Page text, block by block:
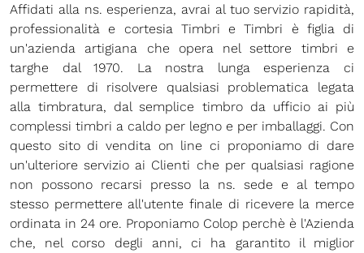
Affidati alla ns. esperienza, avrai al tuo servizio rapidità,
professionalità e cortesia Timbri e Timbri è figlia di
un'azienda artigiana che opera nel settore timbri e
targhe dal 1970. La nostra lunga esperienza ci
permettere di risolvere qualsiasi problematica legata
alla timbratura, dal semplice timbro da ufficio ai più
complessi timbri a caldo per legno e per imballaggi. Con
questo sito di vendita on line ci proponiamo di dare
un'ulteriore servizio ai Clienti che per qualsiasi ragione
non possono recarsi presso la ns. sede e al tempo
stesso permettere all'utente finale di ricevere la merce
ordinata in 24 ore. Proponiamo Colop perchè è l'Azienda
che, nel corso degli anni, ci ha garantito il miglior